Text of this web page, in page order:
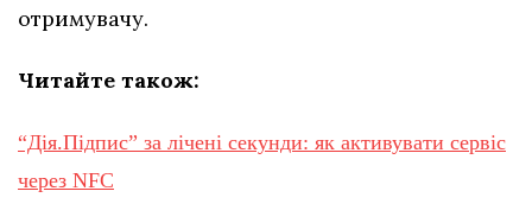
отримувачу.
Читайте також:
“Дія.Підпис” за лічені секунди: як активувати сервіс
через NFC